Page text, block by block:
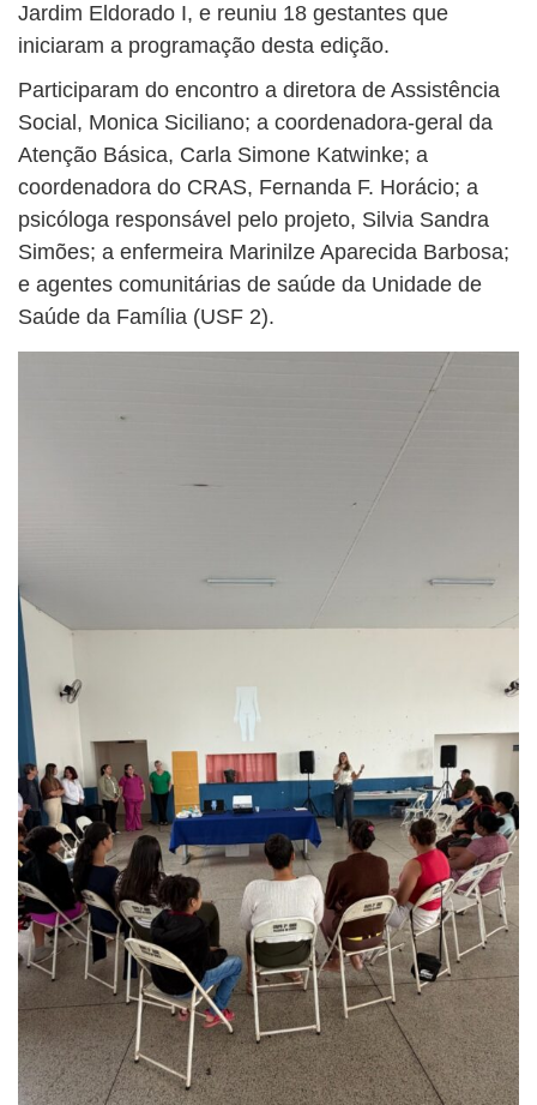
Jardim Eldorado I, e reuniu 18 gestantes que
iniciaram a programação desta edição.
Participaram do encontro a diretora de Assistência
Social, Monica Siciliano; a coordenadora-geral da
Atenção Básica, Carla Simone Katwinke; a
coordenadora do CRAS, Fernanda F. Horácio; a
psicóloga responsável pelo projeto, Silvia Sandra
Simões; a enfermeira Marinilze Aparecida Barbosa;
e agentes comunitárias de saúde da Unidade de
Saúde da Família (USF 2).